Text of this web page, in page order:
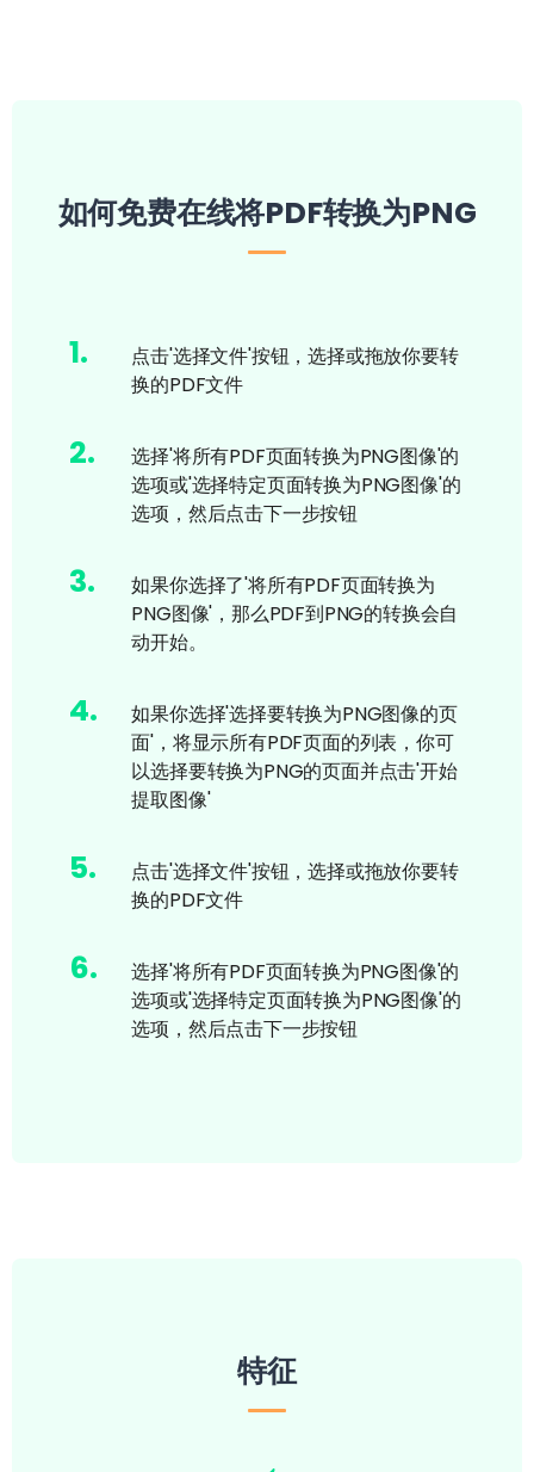
如何免费在线将PDF转换为PNG
1.
点击'选择文件'按钮，选择或拖放你要转
换的PDF文件
2.
选择'将所有PDF页面转换为PNG图像'的
选项或'选择特定页面转换为PNG图像'的
选项，然后点击下一步按钮
3.
如果你选择了'将所有PDF页面转换为
PNG图像'，那么PDF到PNG的转换会自
动开始。
4.
如果你选择'选择要转换为PNG图像的页
面'，将显示所有PDF页面的列表，你可
以选择要转换为PNG的页面并点击'开始
提取图像'
5.
点击'选择文件'按钮，选择或拖放你要转
换的PDF文件
6.
选择'将所有PDF页面转换为PNG图像'的
选项或'选择特定页面转换为PNG图像'的
选项，然后点击下一步按钮
特征